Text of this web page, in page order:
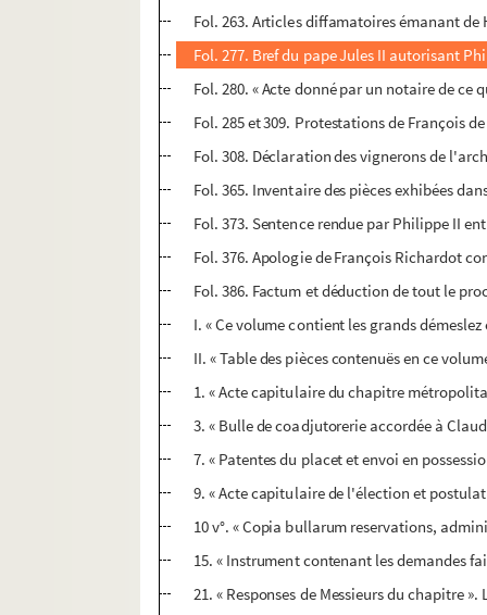
Fol. 263. Articles diffamatoires émanant
Fol. 277. Bref du pape Jules II autorisant
Fol. 280. « Acte donné par un notaire de
Fol. 285 et 309. Protestations de François
Fol. 308. Déclaration des vignerons de
Fol. 365. Inventaire des pièces exhibées
Fol. 373. Sentence rendue par Philippe II
Fol. 376. Apologie de François Richardot
Fol. 386. Factum et déduction de tout le
I. « Ce volume contient les grands
II. « Table des pièces contenuës en ce
1. « Acte capitulaire du chapitre
3. « Bulle de coadjutorerie accordée à
7. « Patentes du placet et envoi en
9. « Acte capitulaire de l'élection et
10 v°. « Copia bullarum reservations,
15. « Instrument contenant les demandes
21. « Responses de Messieurs du chapitre ».